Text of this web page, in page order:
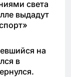
света
выдадут
на
в